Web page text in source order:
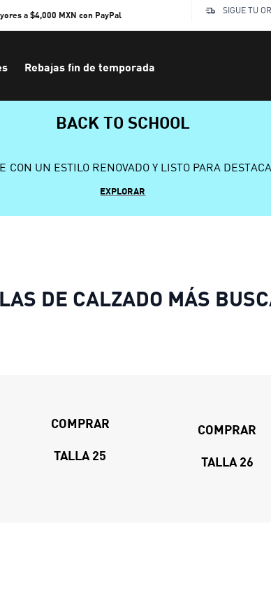
a $4,000 MXN con PayPal
SIGUE TU
Rebajas fin de temporada
BACK TO SCHOOL
CON UN ESTILO RENOVADO Y LISTO PARA
EXPLORAR
DE CALZADO MÁS
COMPRAR
TALLA 25
COMPRAR
TALLA 26